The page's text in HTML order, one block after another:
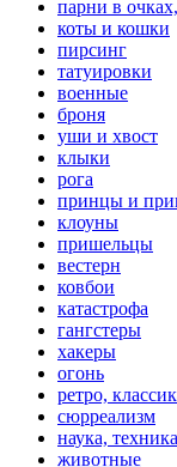
парни в
коты и кошки
пирсинг
татуировки
военные
броня
уши и хвост
клыки
рога
принцы и
клоуны
пришельцы
вестерн
ковбои
катастрофа
гангстеры
хакеры
огонь
ретро,
сюрреализм
наука, техника
животные